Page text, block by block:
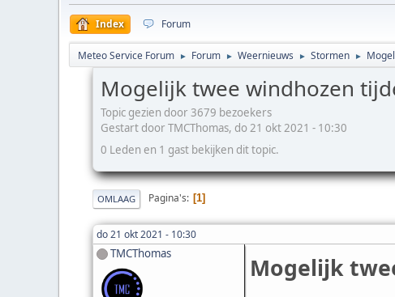
Index Forum
Meteo Service Forum ► Forum ► Weernieuws ► Stormen ►
Mogelijk twee windhozen
Topic gezien door 3679 bezoekers
Gestart door TMCThomas, do 21 okt 2021 - 10:30
0 Leden en 1 gast bekijken dit topic.
OMLAAG Pagina's 1
do 21 okt 2021 - 10:30
TMCThomas Mogelijk